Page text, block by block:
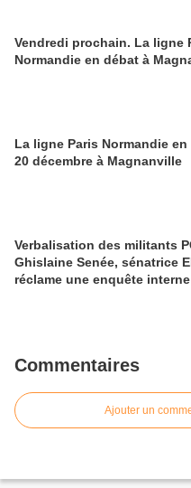
Vendredi prochain. La ligne
Normandie en débat à
La ligne Paris Normandie
20 décembre à Magnanville
Verbalisation des militants
Ghislaine Senée, sénatrice
réclame une enquête interne
Commentaires
Ajouter un